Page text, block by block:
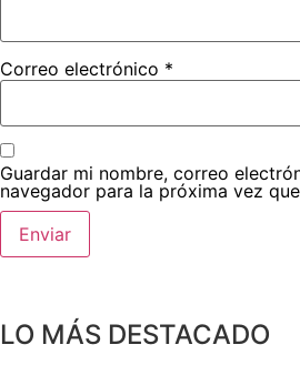
Correo electrónico *
Guardar mi nombre, correo
navegador para la próxima vez
LO MÁS DESTACADO